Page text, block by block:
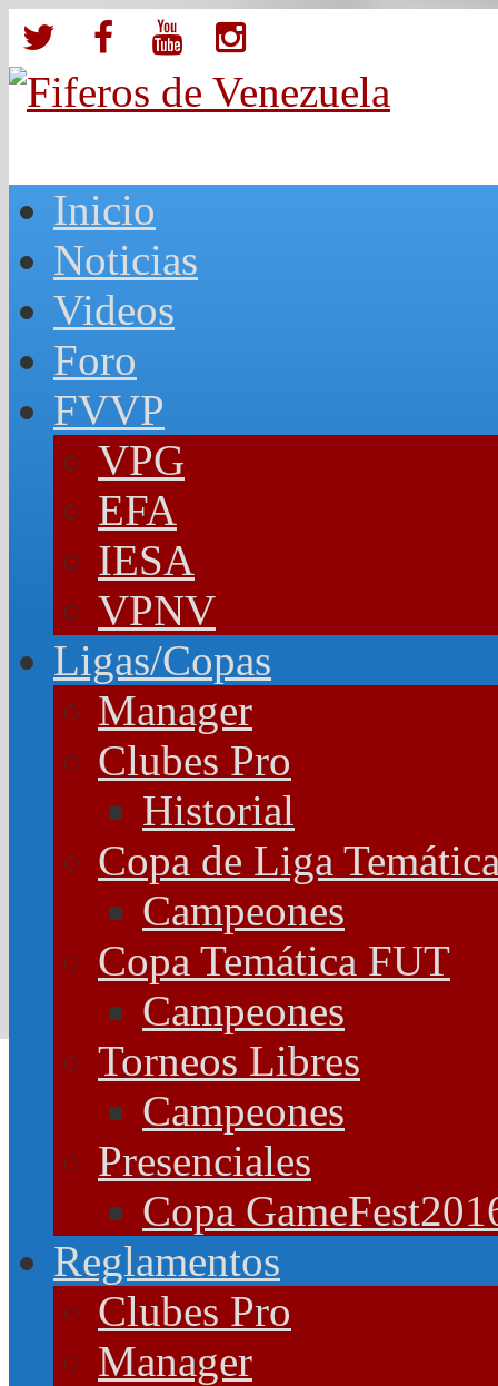
Inicio
Noticias
Videos
Foro
FVVP
VPG
EFA
IESA
VPNV
Ligas/Copas
Manager
Clubes Pro
Historial
Copa de Liga
Campeones
Copa Temática FUT
Campeones
Torneos Libres
Campeones
Presenciales
Copa
Reglamentos
Clubes Pro
Manager